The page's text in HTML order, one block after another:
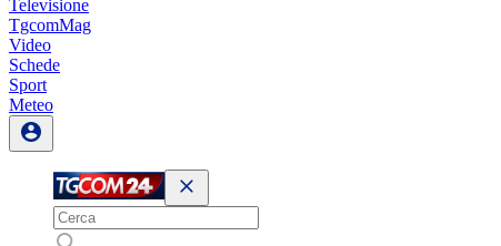
Televisione
TgcomMag
Video
Schede
Sport
Meteo